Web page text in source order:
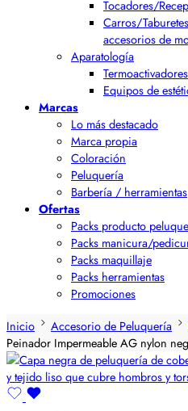
Tocadores/
Carros/
accesorios de
Aparatología
Equipos de
Marcas
Lo más destacado
Marca propia
Coloración
Peluquería
Barbería / herramientas
Ofertas
Packs producto
Packs manicura/
Packs maquillaje
Packs herramientas
Promociones
Inicio
Accesorio de Peluquería
Peinador Impermeable AG nylon